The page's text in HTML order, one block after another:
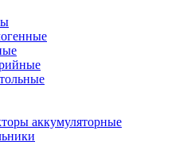
аккумуляторные